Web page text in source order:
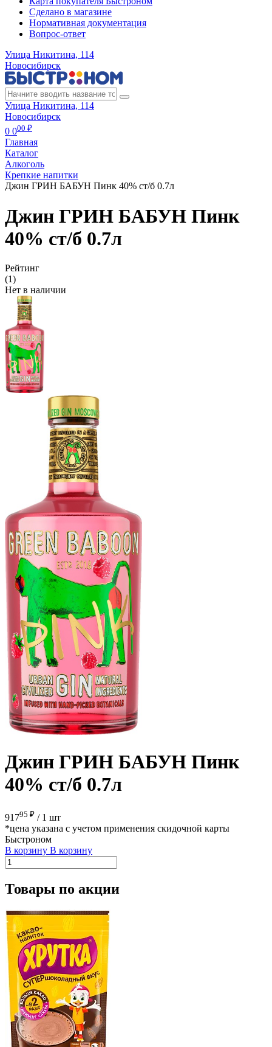
Сделано в магазине
Нормативная документация
Вопрос-ответ
Улица Никитина, 114
Новосибирск
Улица Никитина, 114
Новосибирск
0 000 ₽
Главная
Каталог
Алкоголь
Крепкие напитки
Джин ГРИН БАБУН Пинк 40% ст/б 0.7л
Джин ГРИН БАБУН Пинк
40% ст/б 0.7л
Рейтинг
(1)
Нет в наличии
Джин ГРИН БАБУН Пинк
40% ст/б 0.7л
91795 ₽ / 1 шт
*цена указана с учетом применения скидочной карты
Быстроном
В корзину В корзину
Товары по акции